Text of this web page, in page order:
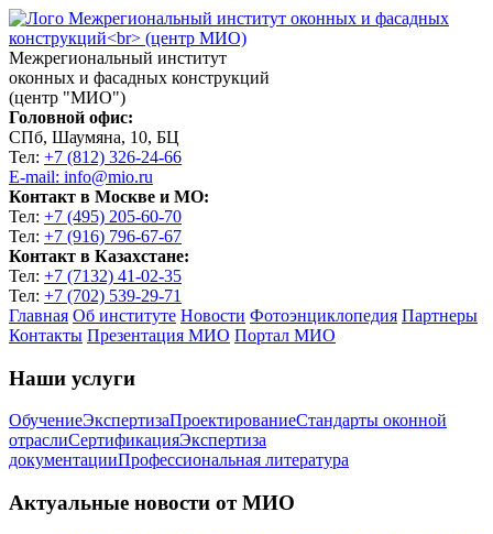
Межрегиональный институт
оконных и фасадных конструкций
(центр "МИО")
Головной офис:
СПб, Шаумяна, 10, БЦ
Тел: +7 (812) 326-24-66
E-mail: info@mio.ru
Контакт в Москве и МО:
Тел: +7 (495) 205-60-70
Тел: +7 (916) 796-67-67
Контакт в Казахстане:
Тел: +7 (7132) 41-02-35
Тел: +7 (702) 539-29-71
Главная Об институте Новости Фотоэнциклопедия Партнеры
Контакты Презентация МИО Портал МИО
Наши услуги
ОбучениеЭкспертизаПроектированиеСтандарты оконной
отраслиСертификацияЭкспертиза
документацииПрофессиональная литература
Актуальные новости от МИО